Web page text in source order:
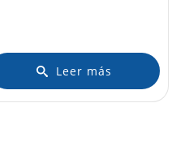
Leer más